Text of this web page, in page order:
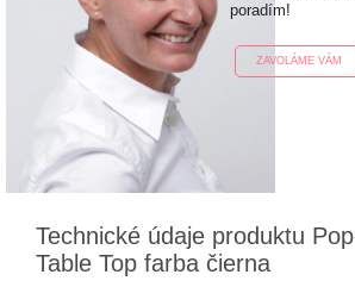
poradím!
ZAVOLÁME VÁM
Technické údaje produktu
Table Top farba čierna